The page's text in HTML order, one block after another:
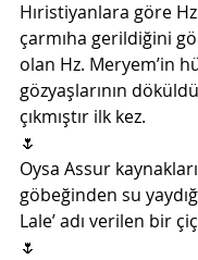
Hıristiyanlara göre Hz.
çarmıha gerildiğini
olan Hz. Meryem’in
gözyaşlarının
çıkmıştır ilk kez.
🌷
Oysa Assur
göbeğinden su
Lale’ adı verilen bir
🌷